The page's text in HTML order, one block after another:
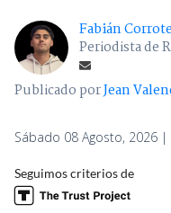
Fabián
Periodista de
Publicado porJean
Sábado 08 Agosto, 2026 |
Seguimos criterios de